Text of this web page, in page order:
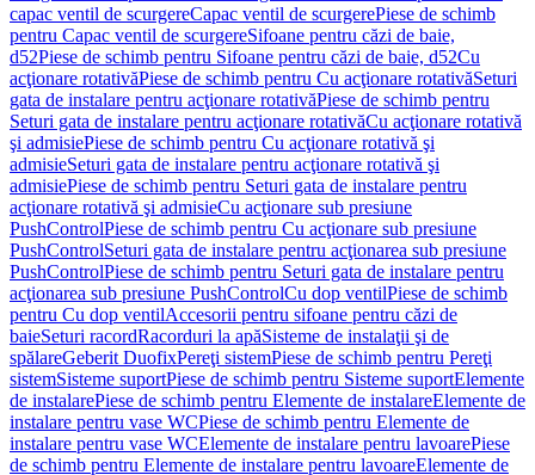
capac ventil de scurgereCapac ventil de scurgerePiese de schimb
pentru Capac ventil de scurgereSifoane pentru căzi de baie,
d52Piese de schimb pentru Sifoane pentru căzi de baie, d52Cu
acţionare rotativăPiese de schimb pentru Cu acţionare rotativăSeturi
gata de instalare pentru acţionare rotativăPiese de schimb pentru
Seturi gata de instalare pentru acţionare rotativăCu acţionare rotativă
şi admisiePiese de schimb pentru Cu acţionare rotativă şi
admisieSeturi gata de instalare pentru acţionare rotativă şi
admisiePiese de schimb pentru Seturi gata de instalare pentru
acţionare rotativă şi admisieCu acţionare sub presiune
PushControlPiese de schimb pentru Cu acţionare sub presiune
PushControlSeturi gata de instalare pentru acţionarea sub presiune
PushControlPiese de schimb pentru Seturi gata de instalare pentru
acţionarea sub presiune PushControlCu dop ventilPiese de schimb
pentru Cu dop ventilAccesorii pentru sifoane pentru căzi de
baieSeturi racordRacorduri la apăSisteme de instalaţii şi de
spălareGeberit DuofixPereţi sistemPiese de schimb pentru Pereţi
sistemSisteme suportPiese de schimb pentru Sisteme suportElemente
de instalarePiese de schimb pentru Elemente de instalareElemente de
instalare pentru vase WCPiese de schimb pentru Elemente de
instalare pentru vase WCElemente de instalare pentru lavoarePiese
de schimb pentru Elemente de instalare pentru lavoareElemente de